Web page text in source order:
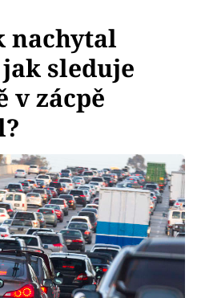
nachytal
sleduje
v zácpě